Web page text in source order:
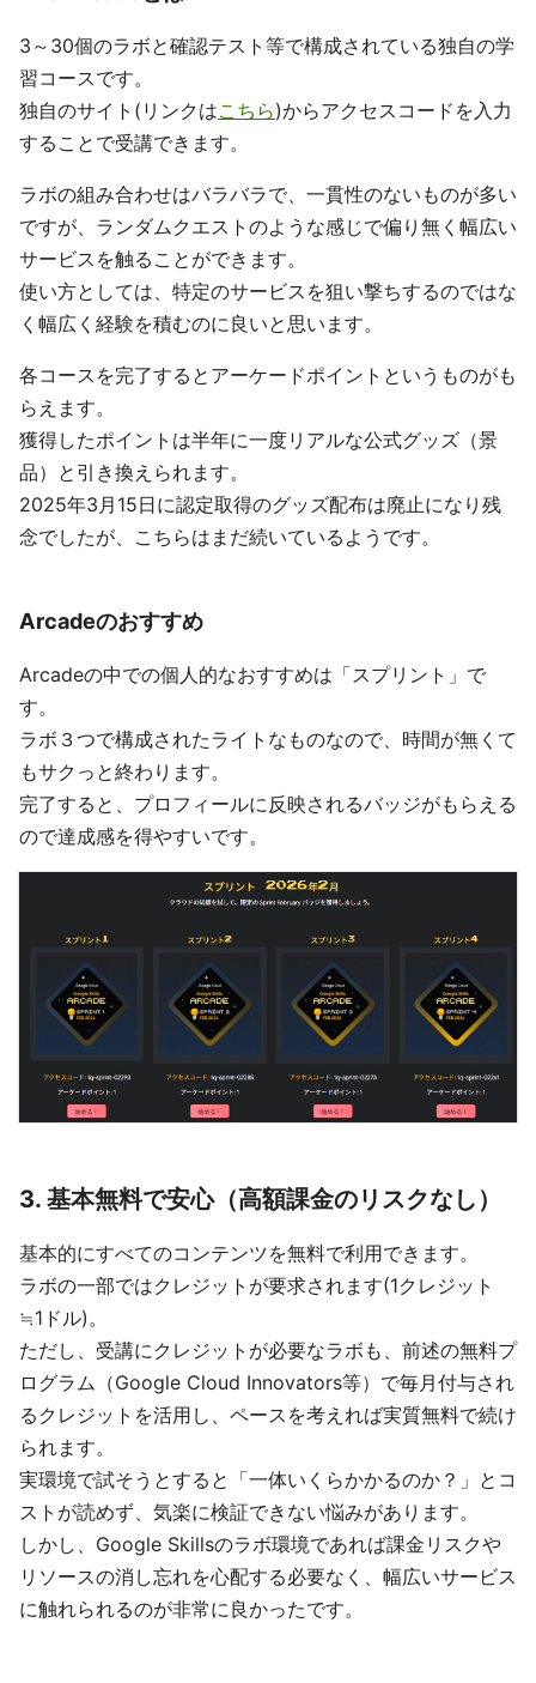
3～30個のラボと確認テスト等で構成されている独自の学
習コースです。
独自のサイト(リンクはこちら)からアクセスコードを入力
することで受講できます。
ラボの組み合わせはバラバラで、一貫性のないものが多い
ですが、ランダムクエストのような感じで偏り無く幅広い
サービスを触ることができます。
使い方としては、特定のサービスを狙い撃ちするのではな
く幅広く経験を積むのに良いと思います。
各コースを完了するとアーケードポイントというものがも
らえます。
獲得したポイントは半年に一度リアルな公式グッズ（景
品）と引き換えられます。
2025年3月15日に認定取得のグッズ配布は廃止になり残
念でしたが、こちらはまだ続いているようです。
Arcadeのおすすめ
Arcadeの中での個人的なおすすめは「スプリント」で
す。
ラボ３つで構成されたライトなものなので、時間が無くて
もサクっと終わります。
完了すると、プロフィールに反映されるバッジがもらえる
ので達成感を得やすいです。
3. 基本無料で安心（高額課金のリスクなし）
基本的にすべてのコンテンツを無料で利用できます。
ラボの一部ではクレジットが要求されます(1クレジット
≒1ドル)。
ただし、受講にクレジットが必要なラボも、前述の無料プ
ログラム（Google Cloud Innovators等）で毎月付与され
るクレジットを活用し、ペースを考えれば実質無料で続け
られます。
実環境で試そうとすると「一体いくらかかるのか？」とコ
ストが読めず、気楽に検証できない悩みがあります。
しかし、Google Skillsのラボ環境であれば課金リスクや
リソースの消し忘れを心配する必要なく、幅広いサービス
に触れられるのが非常に良かったです。